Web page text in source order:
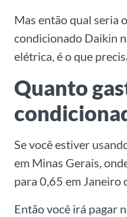
Mas então qual seria
condicionado Daikin
elétrica, é o que
Quanto
Se você estiver
em Minas Gerais,
para 0,65 em Janeiro
Então você irá pagar